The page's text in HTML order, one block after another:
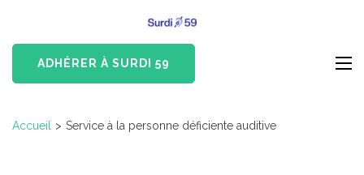
contenu
(Pressez
Malentendants du Nord
ADHÉRER À SURDI 59
Accueil > Service à la personne déficiente auditive